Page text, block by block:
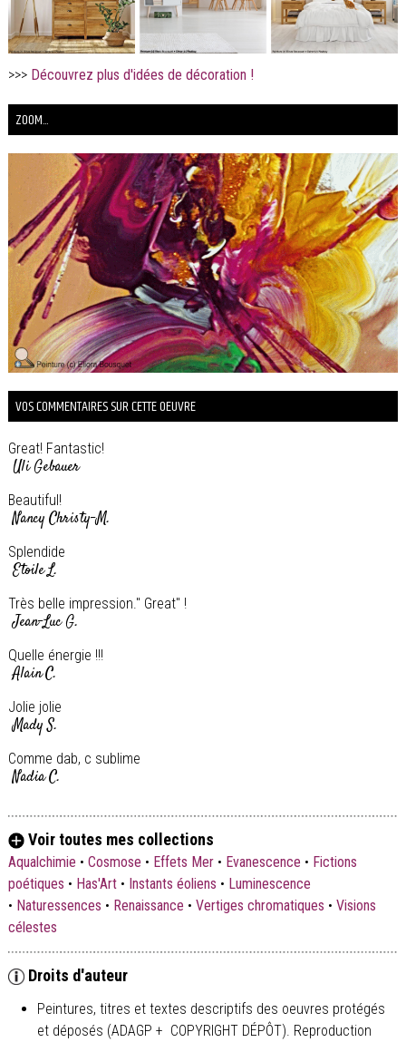
>>> Découvrez plus d'idées de décoration !
ZOOM...
VOS COMMENTAIRES SUR CETTE OEUVRE
Great! Fantastic!
Uli Gebauer
Beautiful!
Nancy Christy-M.
Splendide
Etoile L.
Très belle impression." Great" !
Jean-Luc G.
Quelle énergie !!!
Alain C.
Jolie jolie
Mady S.
Comme dab, c sublime
Nadia C.
Nathalie D.
Voir toutes mes collections
Aqualchimie • Cosmose • Effets Mer• Evanescence • Fictions
poétiques • Has'Art• Instants éoliens • Luminescence
• Naturessences • Renaissance • Vertiges chromatiques • Visions
célestes
Droits d'auteur
Peintures, titres et textes descriptifs des oeuvres protégés
et déposés (ADAGP + COPYRIGHT DÉPÔT). Reproduction